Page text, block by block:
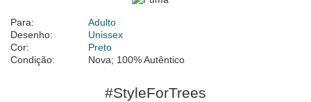
Para:
Adulto
Desenho:
Unissex
Cor:
Preto
Condição:
Nova; 100% Autêntico
#StyleForTrees